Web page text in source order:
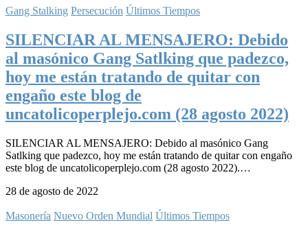
Gang Stalking Persecución Últimos Tiempos
SILENCIAR AL MENSAJERO: Debido
al masónico Gang Satlking que padezco,
hoy me están tratando de quitar con
engaño este blog de
uncatolicoperplejo.com (28 agosto 2022)
SILENCIAR AL MENSAJERO: Debido al masónico Gang
Satlking que padezco, hoy me están tratando de quitar con engaño
este blog de uncatolicoperplejo.com (28 agosto 2022).…
28 de agosto de 2022
Masonería Nuevo Orden Mundial Últimos Tiempos